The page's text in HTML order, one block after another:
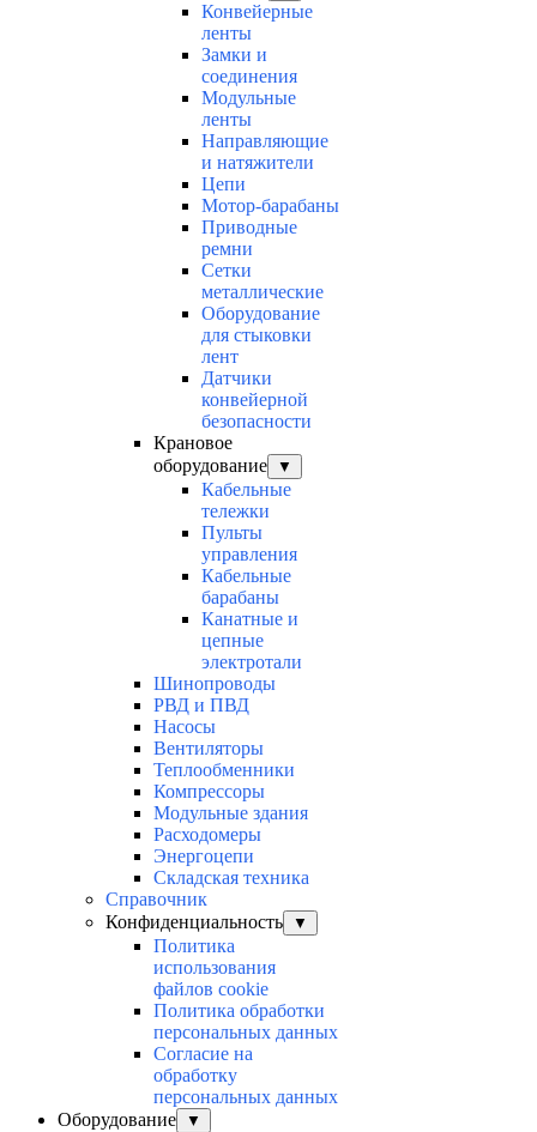
Конвейерные
ленты
Замки и
соединения
Модульные
ленты
Направляющие
и натяжители
Цепи
Мотор-барабаны
Приводные
ремни
Сетки
металлические
Оборудование
для стыковки
лент
Датчики
конвейерной
безопасности
Крановое
оборудование
▼
Кабельные
тележки
Пульты
управления
Кабельные
барабаны
Канатные и
цепные
электротали
Шинопроводы
РВД и ПВД
Насосы
Вентиляторы
Теплообменники
Компрессоры
Модульные здания
Расходомеры
Энергоцепи
Складская техника
Справочник
Конфиденциальность
▼
Политика
использования
файлов cookie
Политика обработки
персональных данных
Согласие на
обработку
персональных данных
Оборудование
▼